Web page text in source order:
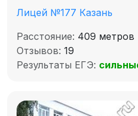
Лицей №177 Казань
Расстояние: 409 метров
Отзывов: 19
Результаты ЕГЭ: